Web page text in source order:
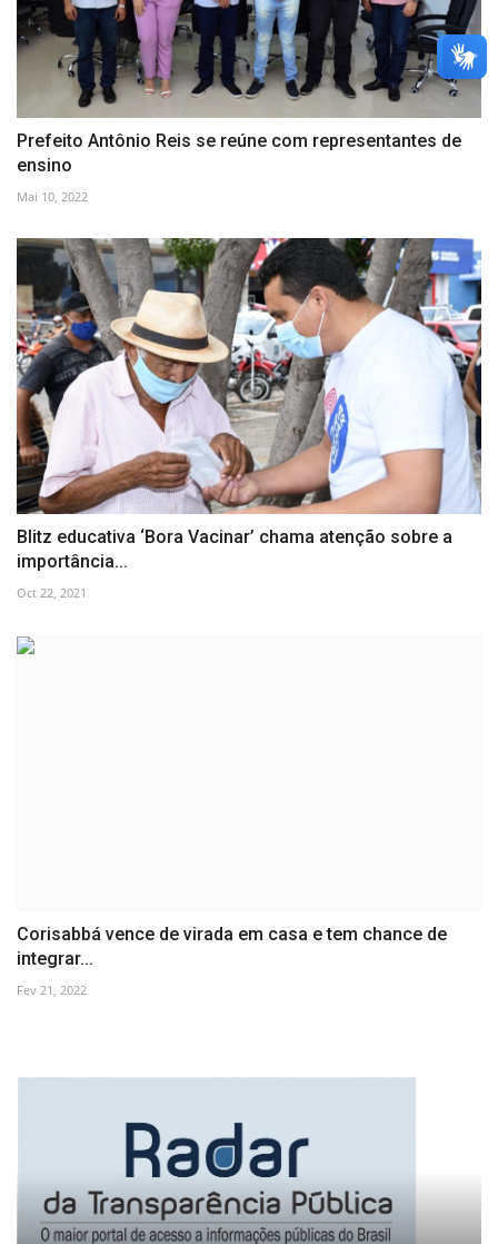
Prefeito Antônio Reis se reúne com representantes de
ensino
Mai 10, 2022
Blitz educativa ‘Bora Vacinar’ chama atenção sobre a
importância...
Oct 22, 2021
Corisabbá vence de virada em casa e tem chance de
integrar...
Fev 21, 2022